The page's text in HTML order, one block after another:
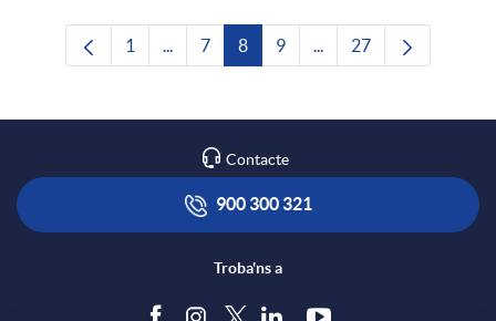
Pàgina
1 ...Pàgines intermèdies Utilitzeu TAB per
Pàgina
7 Pàgina
8 Pàgina
9 ...Pàgines intermèdies
Pàgina
27
Contacte
900 300 321
Troba'ns a